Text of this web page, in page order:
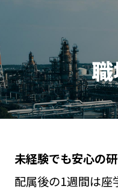
未経験でも安心の
配属後の1週間は座